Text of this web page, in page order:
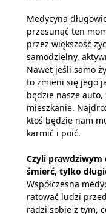
Medycyna
przesunąć ten
przez większość
samodzielny,
Nawet jeśli samo
to zmieni się jego
będzie nasze auto,
mieszkanie.
ktoś będzie nam
karmić i poić.
Czyli prawdziwym
śmierć, tylko
Współczesna
ratować ludzi
radzi sobie z tym,